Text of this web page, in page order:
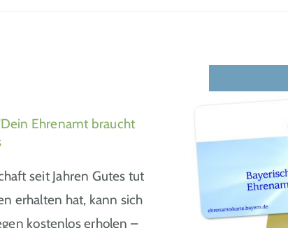
Ehrenamt braucht
seit Jahren Gutes tut
erhalten hat, kann sich
kostenlos erholen –